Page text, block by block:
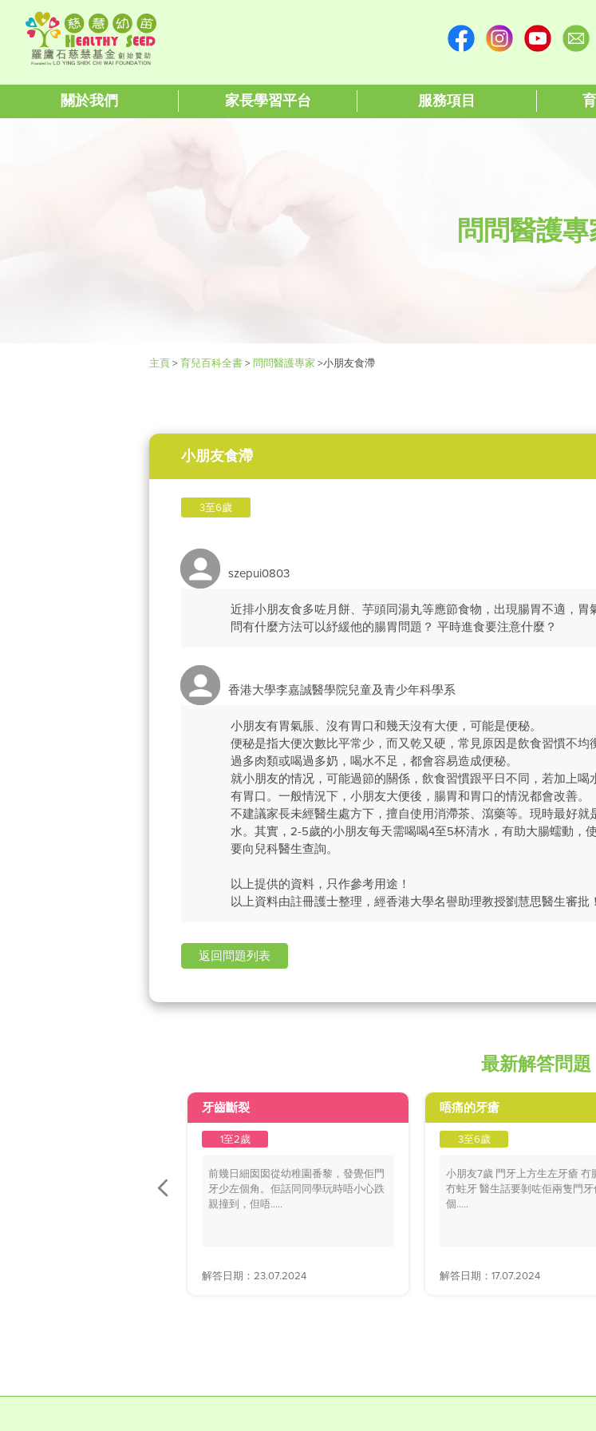
關於我們 家長學習平台 服務項目
問問醫護
主頁> 育兒百科全書> 問問醫護專家 >小朋友食滯
小朋友食滯
3至6歲
szepui0803
近排小朋友食多咗月餅、芋頭同湯丸等應節食物，出現腸胃不適，
問有什麼方法可以紓緩他的腸胃問題？ 平時進食要注意什麼？
香港大學李嘉誠醫學院兒童及青少年科學系
小朋友有胃氣脹、沒有胃口和幾天沒有大便，可能是便秘。
便秘是指大便次數比平常少，而又乾又硬，常見原因是飲食習慣不
過多肉類或喝過多奶，喝水不足，都會容易造成便秘。
就小朋友的情况，可能過節的關係，飲食習慣跟平日不同，若加上
有胃口。一般情況下，小朋友大便後，腸胃和胃口的情況都會改善。
不建議家長未經醫生處方下，擅自使用消滯茶、瀉藥等。現時最好
水。其實，2-5歲的小朋友每天需喝喝4至5杯清水，有助大腸蠕動，
要向兒科醫生查詢。
以上提供的資料，只作參考用途！
以上資料由註冊護士整理，經香港大學名譽助理教授劉慧思醫生審批！
返回問題列表
最新解答問題
牙齒斷裂
1至2歲
前幾日細囡囡從幼稚園番黎，發覺佢門
牙少左個角。佢話同同學玩時唔小心跌
親撞到，但唔.....
解答日期：23.07.2024
唔痛的牙瘡
3至6歲
小朋友7歲 門牙上方生左牙瘡 冇
冇蛀牙 醫生話要剝咗佢兩隻門牙
個.....
解答日期：17.07.2024